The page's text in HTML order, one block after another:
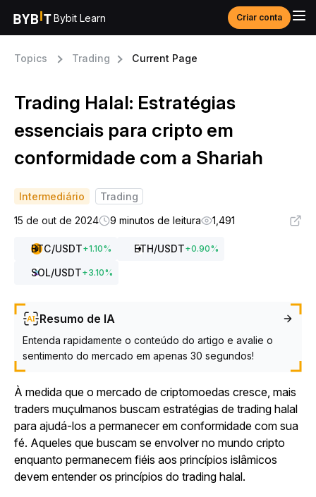
Bybit Learn Criar conta
Topics Trading Current Page
Trading Halal: Estratégias
essenciais para cripto em
conformidade com a Shariah
Intermediário
Trading
15 de out de 2024
9 minutos de leitura 1,491
BTC/USDT+1.10% ETH/USDT+0.90%
SOL/USDT+3.10%
Resumo de IA
Entenda rapidamente o conteúdo do artigo e avalie o
sentimento do mercado em apenas 30 segundos!
À medida que o mercado de criptomoedas cresce, mais
traders muçulmanos buscam estratégias de trading halal
para ajudá-los a permanecer em conformidade com sua
fé. Aqueles que buscam se envolver no mundo cripto
enquanto permanecem fiéis aos princípios islâmicos
devem entender os princípios do trading halal.